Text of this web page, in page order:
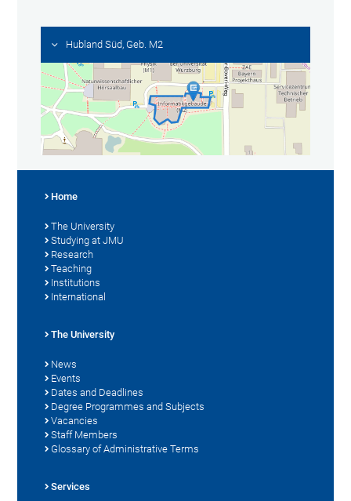
Hubland Süd, Geb. M2
Home
The University
Studying at JMU
Research
Teaching
Institutions
International
The University
News
Events
Dates and Deadlines
Degree Programmes and Subjects
Vacancies
Staff Members
Glossary of Administrative Terms
Services